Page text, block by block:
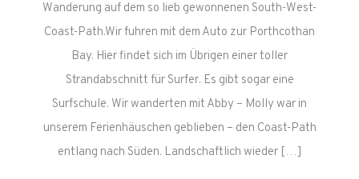
Wanderung auf dem so lieb gewonnenen South-West-
Coast-Path.Wir fuhren mit dem Auto zur Porthcothan
Bay. Hier findet sich im Übrigen einer toller
Strandabschnitt für Surfer. Es gibt sogar eine
Surfschule. Wir wanderten mit Abby – Molly war in
unserem Ferienhäuschen geblieben – den Coast-Path
entlang nach Süden. Landschaftlich wieder […]